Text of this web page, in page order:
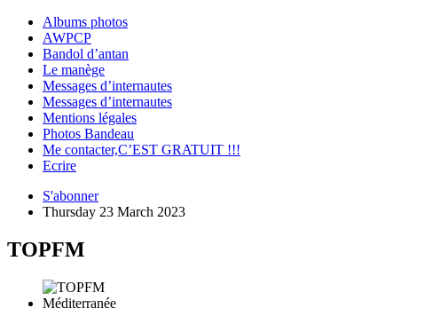
Albums photos
AWPCP
Bandol d’antan
Le manège
Messages d’internautes
Messages d’internautes
Mentions légales
Photos Bandeau
Me contacter,C’EST GRATUIT !!!
Ecrire
S'abonner
Thursday 23 March 2023
TOPFM